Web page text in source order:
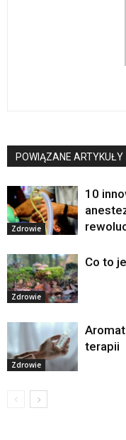
POWIĄZANE ARTYKUŁY
Zdrowie
10
Zdrowie
Co to
Zdrowie
terapii